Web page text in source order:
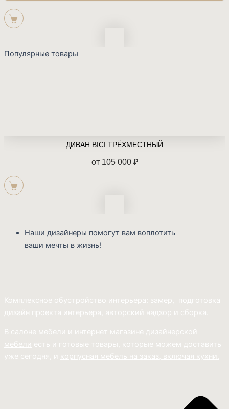
Популярные товары
ДИВАН BICI ТРЁХМЕСТНЫЙ
от 105 000 ₽
Наши дизайнеры помогут вам воплотить
ваши мечты в жизнь!
Комплексное обустройство интерьера: замер, подготовка
дизайн проекта интерьера, авторский надзор и сборка.
В салоне мебели и интернет магазине дизайнерской
мебели есть и готовые товары, которые можем доставить
уже сегодня, и корпусная мебель на заказ, включая кухни.